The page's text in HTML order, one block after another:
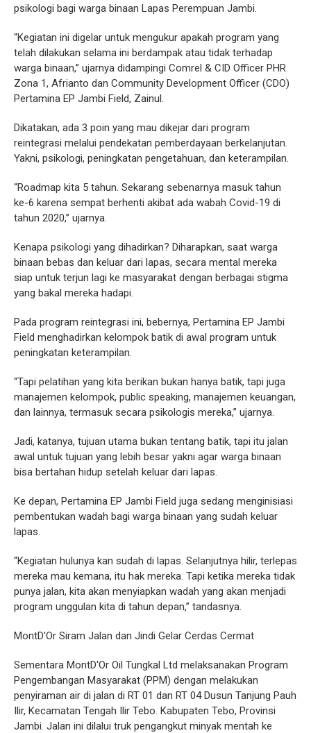
psikologi bagi warga binaan Lapas Perempuan Jambi.
“Kegiatan ini digelar untuk mengukur apakah program yang
telah dilakukan selama ini berdampak atau tidak terhadap
warga binaan,” ujarnya didampingi Comrel & CID Officer PHR
Zona 1, Afrianto dan Community Development Officer (CDO)
Pertamina EP Jambi Field, Zainul.
Dikatakan, ada 3 poin yang mau dikejar dari program
reintegrasi melalui pendekatan pemberdayaan berkelanjutan.
Yakni, psikologi, peningkatan pengetahuan, dan keterampilan.
“Roadmap kita 5 tahun. Sekarang sebenarnya masuk tahun
ke-6 karena sempat berhenti akibat ada wabah Covid-19 di
tahun 2020,” ujarnya.
Kenapa psikologi yang dihadirkan? Diharapkan, saat warga
binaan bebas dan keluar dari lapas, secara mental mereka
siap untuk terjun lagi ke masyarakat dengan berbagai stigma
yang bakal mereka hadapi.
Pada program reintegrasi ini, bebernya, Pertamina EP Jambi
Field menghadirkan kelompok batik di awal program untuk
peningkatan keterampilan.
“Tapi pelatihan yang kita berikan bukan hanya batik, tapi juga
manajemen kelompok, public speaking, manajemen keuangan,
dan lainnya, termasuk secara psikologis mereka,” ujarnya.
Jadi, katanya, tujuan utama bukan tentang batik, tapi itu jalan
awal untuk tujuan yang lebih besar yakni agar warga binaan
bisa bertahan hidup setelah keluar dari lapas.
Ke depan, Pertamina EP Jambi Field juga sedang menginisiasi
pembentukan wadah bagi warga binaan yang sudah keluar
lapas.
“Kegiatan hulunya kan sudah di lapas. Selanjutnya hilir, terlepas
mereka mau kemana, itu hak mereka. Tapi ketika mereka tidak
punya jalan, kita akan menyiapkan wadah yang akan menjadi
program unggulan kita di tahun depan,” tandasnya.
MontD'Or Siram Jalan dan Jindi Gelar Cerdas Cermat
Sementara MontD'Or Oil Tungkal Ltd melaksanakan Program
Pengembangan Masyarakat (PPM) dengan melakukan
penyiraman air di jalan di RT 01 dan RT 04 Dusun Tanjung Pauh
Ilir, Kecamatan Tengah Ilir Tebo. Kabupaten Tebo, Provinsi
Jambi. Jalan ini dilalui truk pengangkut minyak mentah ke